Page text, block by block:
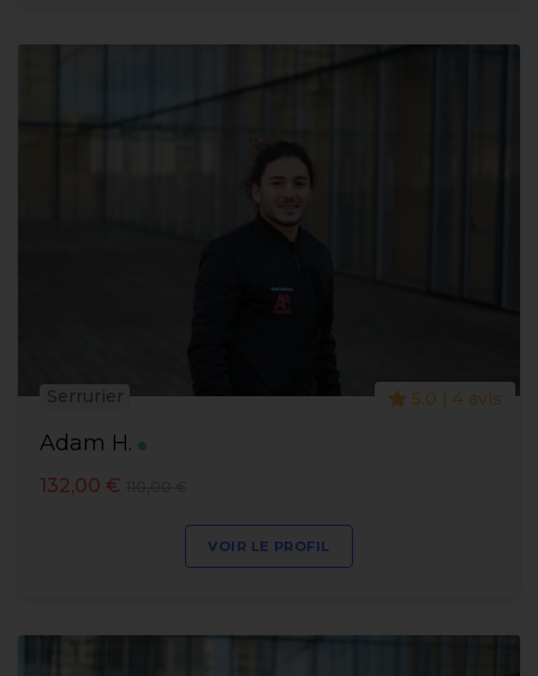
Adam H.
Serrurier 5.0 | 4 avis
132,00 €
VOIR LE PROFIL